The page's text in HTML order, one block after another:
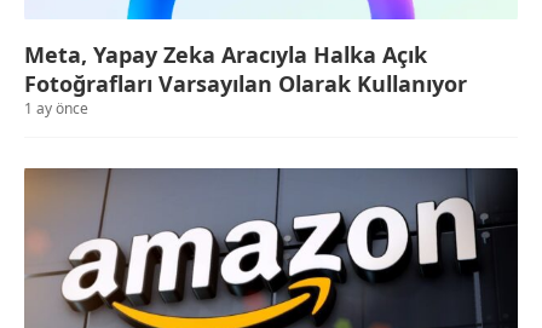
Meta, Yapay Zeka Aracıyla Halka Açık
Fotoğrafları Varsayılan Olarak Kullanıyor
1 ay önce